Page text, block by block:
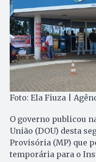
Foto: Ela Fiuza |
O governo publicou
União (DOU) desta
Provisória (MP) que
temporária para o